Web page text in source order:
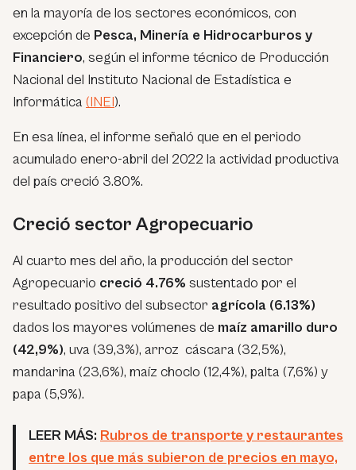
en la mayoría de los sectores económicos, con
excepción de Pesca, Minería e Hidrocarburos y
Financiero, según el informe técnico de Producción
Nacional del Instituto Nacional de Estadística e
Informática (INEI).
En esa línea, el informe señaló que en el periodo
acumulado enero-abril del 2022 la actividad productiva
del país creció 3.80%.
Creció sector Agropecuario
Al cuarto mes del año, la producción del sector
Agropecuario creció 4.76% sustentado por el
resultado positivo del subsector agrícola (6.13%)
dados los mayores volúmenes de maíz amarillo duro
(42,9%), uva (39,3%), arroz cáscara (32,5%),
mandarina (23,6%), maíz choclo (12,4%), palta (7,6%) y
papa (5,9%).
LEER MÁS: Rubros de transporte y restaurantes
entre los que más subieron de precios en mayo,